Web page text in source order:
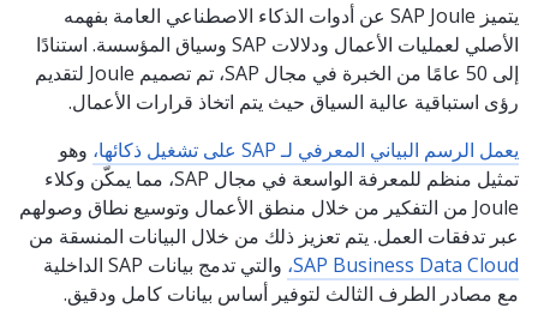
يتميز SAP Joule عن أدوات الذكاء الاصطناعي العامة بفهمه
الأصلي لعمليات الأعمال ودلالات SAP وسياق المؤسسة. استنادًا
إلى 50 عامًا من الخبرة في مجال SAP، تم تصميم Joule لتقديم
رؤى استباقية عالية السياق حيث يتم اتخاذ قرارات الأعمال.
يعمل الرسم البياني المعرفي لـ SAP على تشغيل ذكائها،
وهو
تمثيل منظم للمعرفة الواسعة في مجال SAP، مما يمكّن وكلاء
Joule من التفكير من خلال منطق الأعمال وتوسيع نطاق وصولهم
عبر تدفقات العمل. يتم تعزيز ذلك من خلال البيانات المنسقة من
SAP Business Data Cloud،
والتي تدمج بيانات SAP الداخلية
مع مصادر الطرف الثالث لتوفير أساس بيانات كامل ودقيق.